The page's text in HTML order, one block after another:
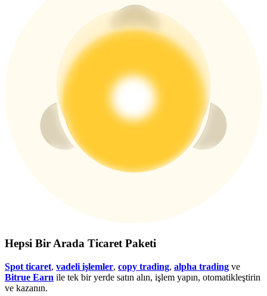
Crypto World Cup 2026: Grand Finale
77,777+3k Rewards
Daha Fazla Etkinlik
Hepsi Bir Arada Ticaret Paketi
Spot ticaret, vadeli işlemler, copy trading, alpha trading ve
Bitrue Earn ile tek bir yerde satın alın, işlem yapın, otomatikleştirin
ve kazanın.